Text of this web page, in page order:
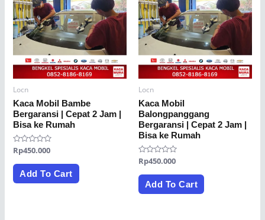
Locn
Kaca Mobil Bambe
Bergaransi | Cepat 2 Jam |
Bisa ke Rumah
Rated
out
Rp450.000
Add To Cart
Locn
Kaca Mobil
Balongpanggang
Bergaransi | Cepat 2 Jam |
Bisa ke Rumah
Rated
out
Rp450.000
Add To Cart